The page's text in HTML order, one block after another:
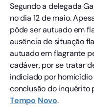
Segundo a delegada
no dia 12 de maio.
pôde ser autuado em
ausência de situação
autuado em flagrante
cadáver, por se tratar
indiciado por homicídio
conclusão do inquérito
Tempo Novo.